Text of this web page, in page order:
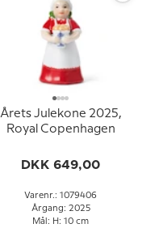
Årets Julekone 2025,
Royal Copenhagen
DKK 649,00
Varenr.: 1079406
Årgang: 2025
Mål: H: 10 cm